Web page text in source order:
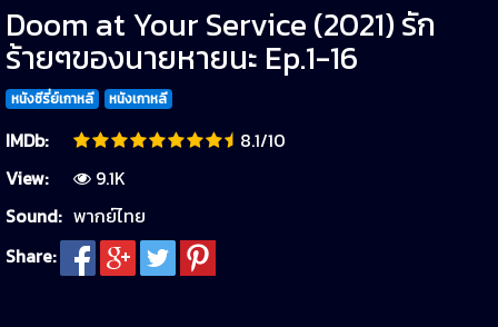
Doom at Your Service (2021) รัก
ร้ายๆของนายหายนะ Ep.1-16
หนังซีรี่ย์เกาหลี หนังเกาหลี
IMDb:
8.1/10
View:
9.1K
Sound: พากย์ไทย
Share: